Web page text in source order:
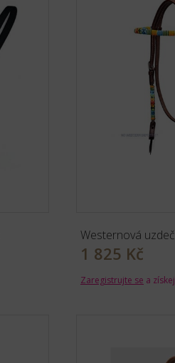
Westernová
1 825 Kč
Zaregistrujte se a